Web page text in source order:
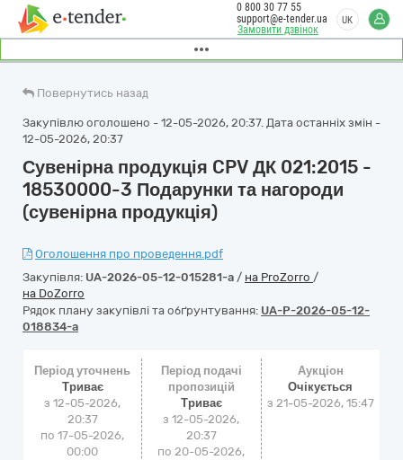
Замовити дзвінок
0 800 30 77 55
support@e-tender.ua
UK
Повернутись назад
Закупівлю оголошено - 12-05-2026, 20:37. Дата останніх змін -
12-05-2026, 20:37
Сувенірна продукція CPV ДК 021:2015 -
18530000-3 Подарунки та нагороди
(сувенірна продукція)
Оголошення про проведення.pdf
Закупівля: UA-2026-05-12-015281-a / на ProZorro /
на DoZorro
Рядок плану закупівлі та обґрунтування: UA-P-2026-05-12-
018834-a
Період уточнень
Триває
з 12-05-2026,
20:37
по 17-05-2026,
00:00
Період подачі
пропозицій
Триває
з 12-05-2026,
20:37
по 20-05-2026,
Аукціон
Очікується
з 21-05-2026, 15:47